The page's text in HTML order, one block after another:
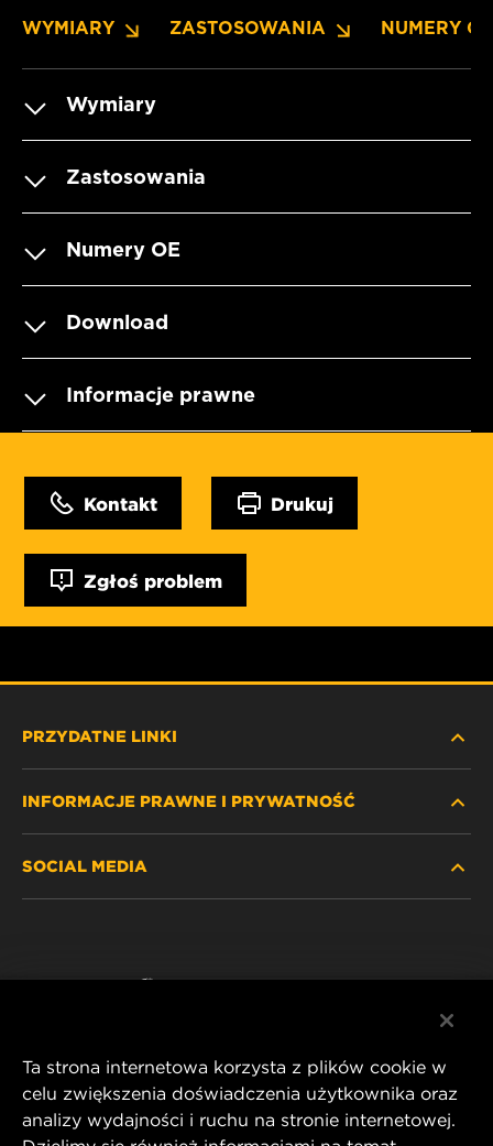
WYMIARY ZASTOSOWANIA NUMERY OE
Wymiary
Zastosowania
Numery OE
Download
Informacje prawne
Kontakt Drukuj
Zgłoś problem
PRZYDATNE LINKI
GDZIE KUPIĆ
INFORMACJE PRAWNE I PRYWATNOŚĆ
SOCIAL MEDIA
MANN+HUMMEL FT Poland
Ta strona internetowa korzysta z plików cookie w
celu zwiększenia doświadczenia użytkownika oraz
analizy wydajności i ruchu na stronie internetowej.